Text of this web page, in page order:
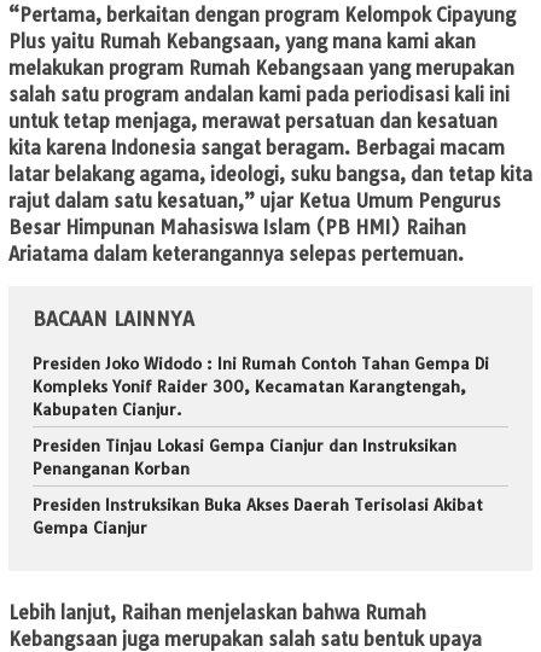
“Pertama, berkaitan dengan program Kelompok Cipayung
Plus yaitu Rumah Kebangsaan, yang mana kami akan
melakukan program Rumah Kebangsaan yang merupakan
salah satu program andalan kami pada periodisasi kali ini
untuk tetap menjaga, merawat persatuan dan kesatuan
kita karena Indonesia sangat beragam. Berbagai macam
latar belakang agama, ideologi, suku bangsa, dan tetap kita
rajut dalam satu kesatuan,” ujar Ketua Umum Pengurus
Besar Himpunan Mahasiswa Islam (PB HMI) Raihan
Ariatama dalam keterangannya selepas pertemuan.
BACAAN LAINNYA
Presiden Joko Widodo : Ini Rumah Contoh Tahan Gempa Di
Kompleks Yonif Raider 300, Kecamatan Karangtengah,
Kabupaten Cianjur.
Presiden Tinjau Lokasi Gempa Cianjur dan Instruksikan
Penanganan Korban
Presiden Instruksikan Buka Akses Daerah Terisolasi Akibat
Gempa Cianjur
Lebih lanjut, Raihan menjelaskan bahwa Rumah
Kebangsaan juga merupakan salah satu bentuk upaya